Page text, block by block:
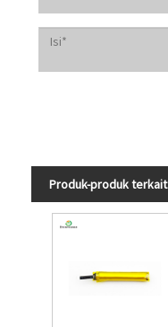
Produk-produk terkait